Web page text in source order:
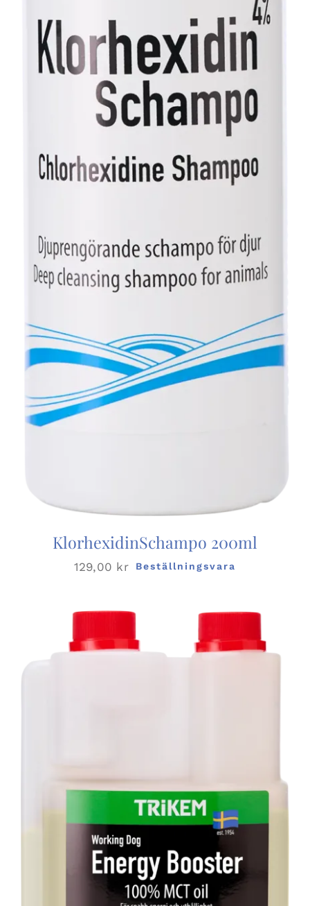
KlorhexidinSchampo 200ml
129,00 kr Beställningsvara